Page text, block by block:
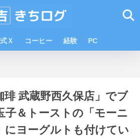
Ｘ コーヒー 経験 PC
琲 武蔵野西久保店」でブ
子＆トーストの「モーニ
にヨーグルトも付けてい